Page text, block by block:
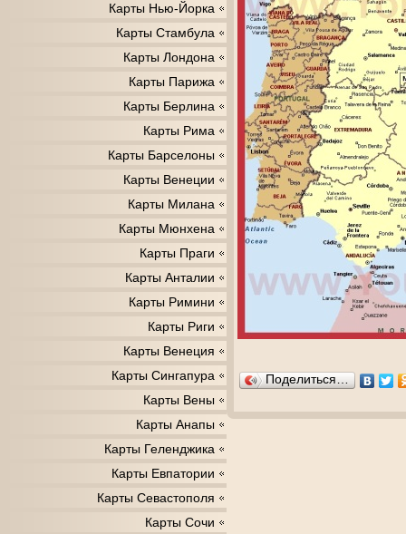
Поделиться…
Карты Нью-Йорка
Карты Стамбула
Карты Лондона
Карты Парижа
Карты Берлина
Карты Рима
Карты Барселоны
Карты Венеции
Карты Милана
Карты Мюнхена
Карты Праги
Карты Анталии
Карты Римини
Карты Риги
Карты Венеция
Карты Сингапура
Карты Вены
Карты Анапы
Карты Геленджика
Карты Евпатории
Карты Севастополя
Карты Сочи